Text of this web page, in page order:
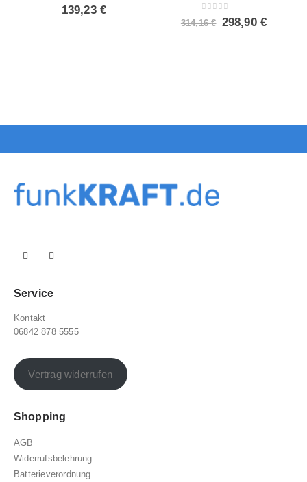
0out of 5
139,23€
out of 5
314,16€ Ursprünglicher
Preis
298,90 €
Service
Kontakt
06842 878 5555
Vertrag widerrufen
Shopping
AGB
Widerrufsbelehrung
Batterieverordnung